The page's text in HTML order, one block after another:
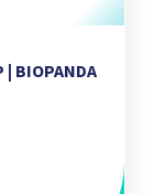
BIOPANDA